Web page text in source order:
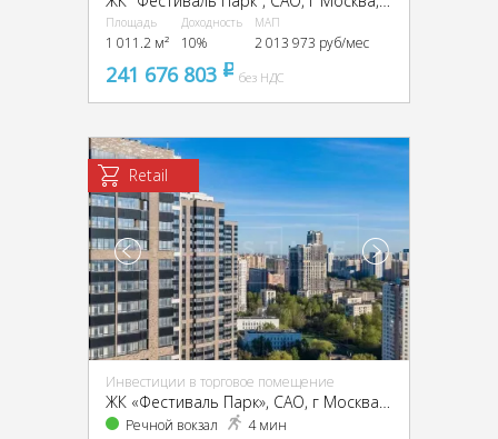
Площадь
1 011.2 м²
Доходность
10%
МАП
2 013 973 руб/мес
241 676 803 pуббез НДС
Retail
Инвестиции в торговое помещение
ЖК «Фестиваль Парк», CАО, г Москва, Фестивальная д.29
Речной вокзал 4 мин